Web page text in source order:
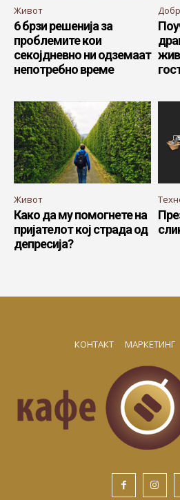
Живот
6 брзи решенија за
проблемите кои
секојдневно ни одземаат
непотребно време
Живот
Како да му помогнете на
пријателот кој страда од
депресија?
КОНТАКТ МАРКЕТИНГ